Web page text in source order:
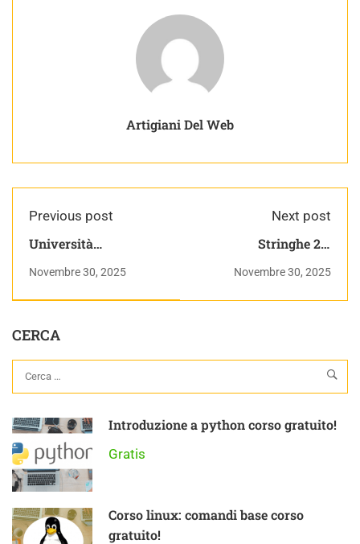
Artigiani Del Web
Previous post
Università
crescita esponenziale
nel 2025
Novembre 30, 2025
Next post
Stringhe 25:
corso completo
Novembre 30, 2025
CERCA
Introduzione a python corso gratuito!
Gratis
Corso linux: comandi base corso
gratuito!